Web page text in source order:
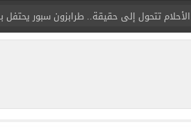
الأحلام تتحول إلى حقيقة.. طرابزون سبور يحتفل
هل ترتفع أسعار آيفون 17 غدا؟.. تسريبات تكشف مفاجأة قبل إطلاق الجيل الجديد